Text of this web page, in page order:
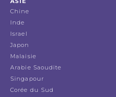
Chine
Inde
Israel
Japon
Malaisie
Arabie Saoudite
Singapour
Corée du Sud